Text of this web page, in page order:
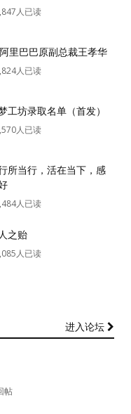
人已读
巴巴原副总裁王孝华
人已读
工坊录取名单（首发）
人已读
所当行，活在当下，感
人已读
之贻
人已读
进入论坛
帖